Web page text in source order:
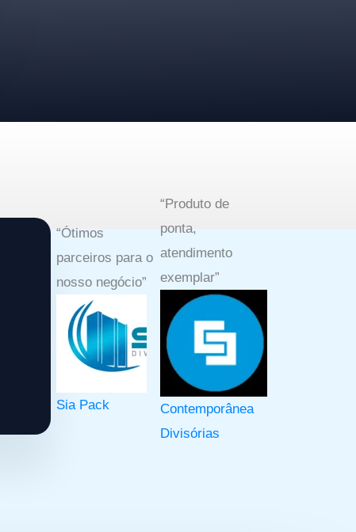
“Ótimos
parceiros para o
nosso negócio”​
Sia Pack
“Produto de
ponta,
atendimento
exemplar”​
Contemporânea
Divisórias